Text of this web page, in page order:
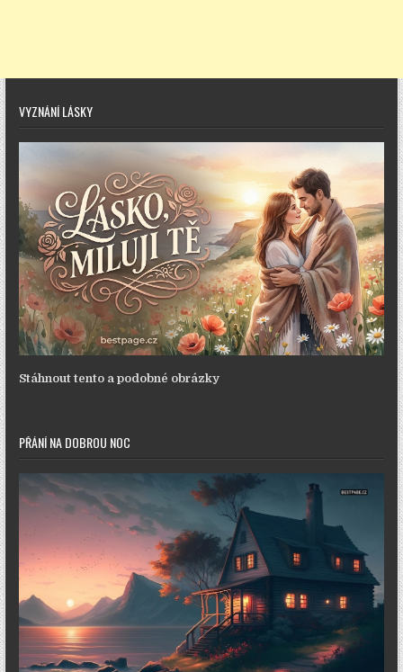
VYZNÁNÍ LÁSKY
Stáhnout tento a podobné obrázky
PŘÁNÍ NA DOBROU NOC